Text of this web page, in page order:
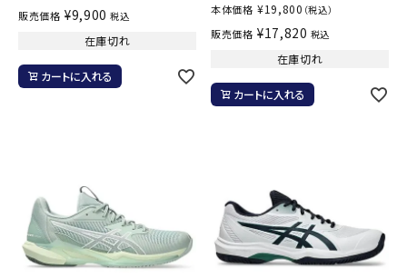
販売価格 ¥9,900 税込
在庫切れ
カートに入れる
本体価格 ¥19,800 （税込）
販売価格 ¥17,820 税込
在庫切れ
カートに入れる